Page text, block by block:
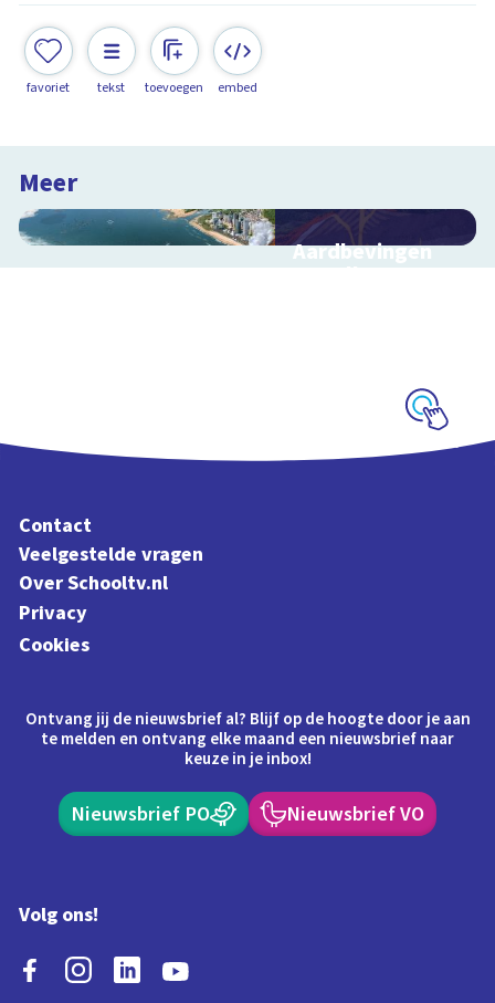
favoriet tekst toevoegen embed
Meer
Aardbevingen
en vulkanen
Schoolplaat
Contact
Veelgestelde vragen
Over Schooltv.nl
Privacy
Cookies
Ontvang jij de nieuwsbrief al? Blijf op de hoogte door je aan
te melden en ontvang elke maand een nieuwsbrief naar
keuze in je inbox!
Nieuwsbrief PO Nieuwsbrief VO
Volg ons!